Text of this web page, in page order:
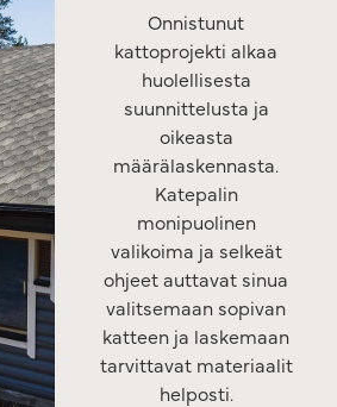
Onnistunut
kattoprojekti alkaa
huolellisesta
suunnittelusta ja
oikeasta
määrälaskennasta.
Katepalin
monipuolinen
valikoima ja selkeät
ohjeet auttavat sinua
valitsemaan sopivan
katteen ja laskemaan
tarvittavat materiaalit
helposti.